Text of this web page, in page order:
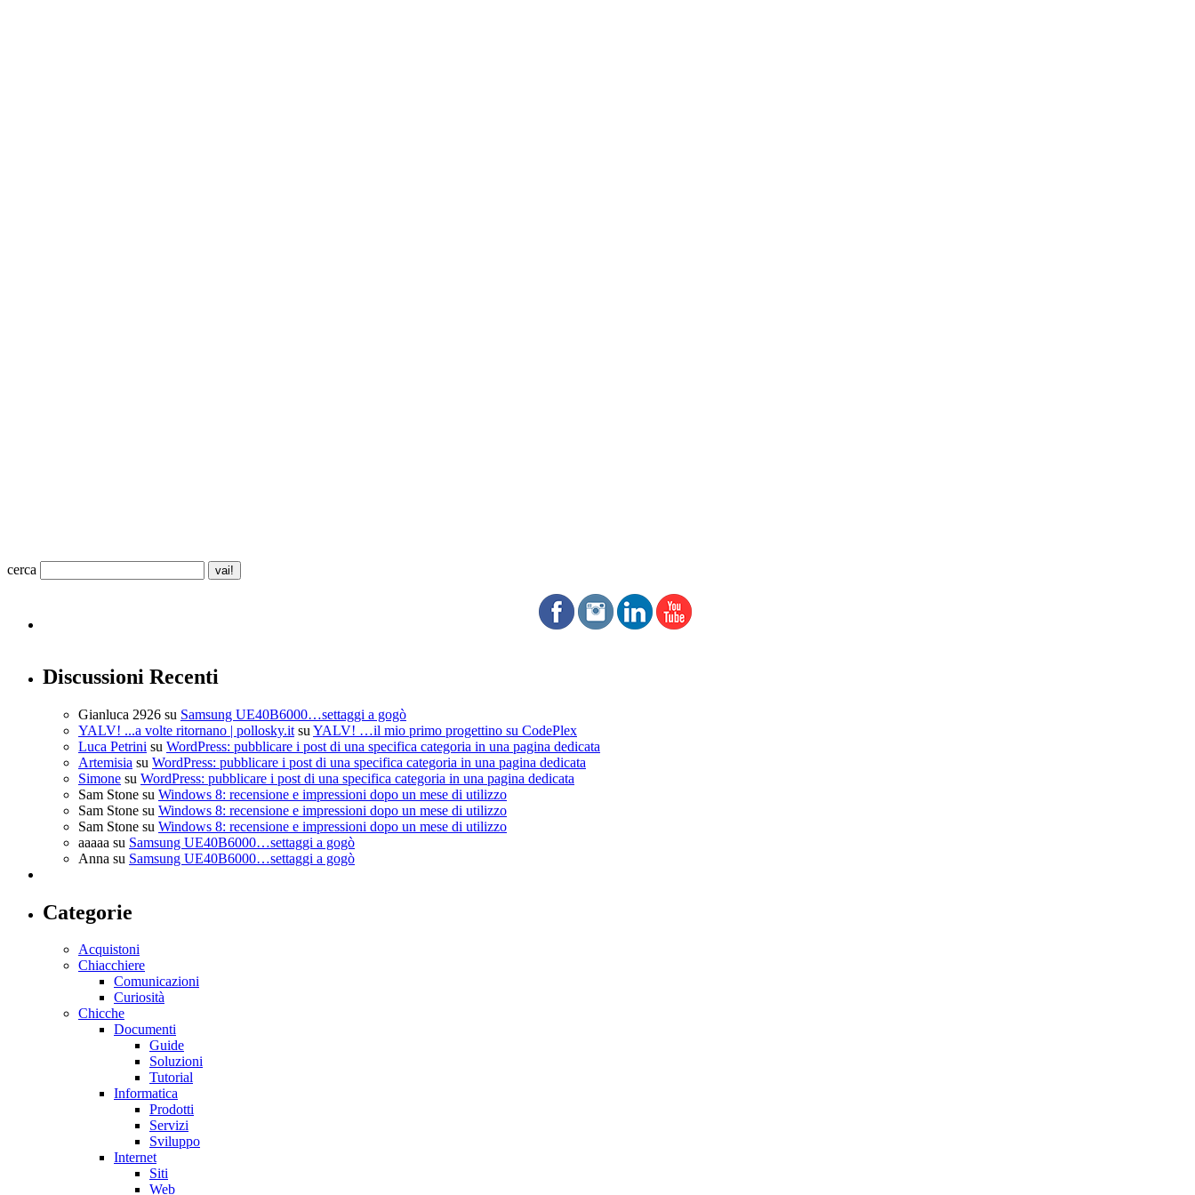
cerca
Discussioni Recenti
Gianluca 2926 su Samsung UE40B6000…settaggi a gogò
YALV! ...a volte ritornano | pollosky.it su YALV! …il mio primo progettino su CodePlex
Luca Petrini su WordPress: pubblicare i post di una specifica categoria in una pagina dedicata
Artemisia su WordPress: pubblicare i post di una specifica categoria in una pagina dedicata
Simone su WordPress: pubblicare i post di una specifica categoria in una pagina dedicata
Sam Stone su Windows 8: recensione e impressioni dopo un mese di utilizzo
Sam Stone su Windows 8: recensione e impressioni dopo un mese di utilizzo
Sam Stone su Windows 8: recensione e impressioni dopo un mese di utilizzo
aaaaa su Samsung UE40B6000…settaggi a gogò
Anna su Samsung UE40B6000…settaggi a gogò
Categorie
Acquistoni
Chiacchiere
Comunicazioni
Curiosità
Chicche
Documenti
Guide
Soluzioni
Tutorial
Informatica
Prodotti
Servizi
Sviluppo
Internet
Siti
Web